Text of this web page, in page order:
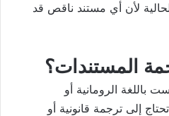
لأن أي مستند ناقص قد
باللغة الرومانية أو
إلى ترجمة قانونية أو